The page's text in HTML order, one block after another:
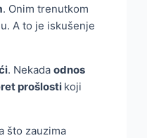
. Onim trenutkom
A to je iskušenje
. Nekada odnos
prošlosti koji
što zauzima